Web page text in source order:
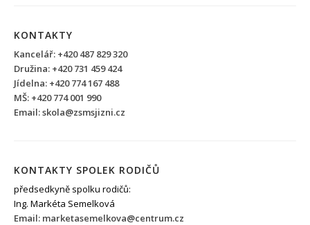
KONTAKTY
Kancelář: +420 487 829 320
Družina: +420 731 459 424
Jídelna: +420 774 167 488
MŠ: +420 774 001 990
Email: skola@zsmsjizni.cz
KONTAKTY SPOLEK RODIČŮ
předsedkyně spolku rodičů:
Ing. Markéta Semelková
Email: marketasemelkova@centrum.cz